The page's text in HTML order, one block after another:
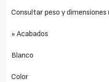
Consultar peso y
» Acabados
Blanco
Color